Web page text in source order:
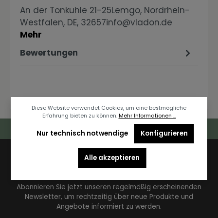
An der Tonkuhle 21-25Lemgo, Nordrhein-
Westfalen, DE, 32657info@vladon.de
Mehr
Bewertungen
Deutschlandweiter Kostenloser Versand
Newsletter
Abonnieren Sie jetzt unseren regelmäßig erscheinenden
Newsletter, um rechtzeitig über neue Produkte und
Angebote informiert zu werden.
Diese Website verwendet Cookies, um eine bestmögliche
Erfahrung bieten zu können. Mehr Informationen ...
Nur technisch notwendige Konfigurieren
Alle akzeptieren